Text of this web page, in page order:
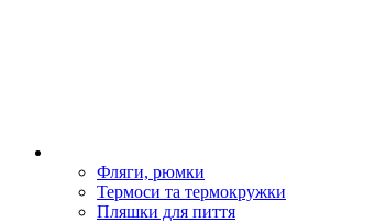
Фляги, рюмки
Термоси та термокружки
Пляшки для пиття